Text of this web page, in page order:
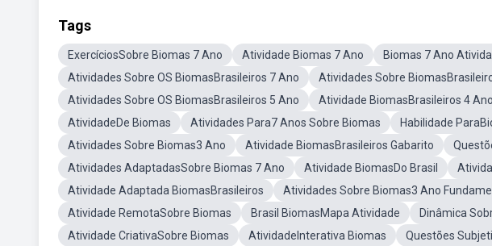
Tags
ExercíciosSobre Biomas 7 Ano Atividade Biomas 7 Ano
Biomas 7 Ano
Atividades Sobre OS BiomasBrasileiros 7 Ano
Atividades Sobre
Atividades Sobre OS BiomasBrasileiros 5 Ano
Atividade BiomasBrasileiros 4 Ano
AtividadeDe Biomas
Atividades Para7 Anos Sobre Biomas
Habilidade
Atividades Sobre Biomas3 Ano
Atividade BiomasBrasileiros Gabarito
Atividades AdaptadasSobre Biomas 7 Ano
Atividade BiomasDo Brasil
Atividade Adaptada BiomasBrasileiros
Atividades Sobre Biomas3 Ano
Atividade RemotaSobre Biomas
Brasil BiomasMapa Atividade Dinâmica
Atividade CriativaSobre Biomas
AtividadeInterativa Biomas
Questões